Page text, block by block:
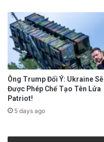
Ông Trump Đổi Ý: Ukraine Sẽ
Được Phép Chế Tạo Tên Lửa
Patriot!
5 days ago